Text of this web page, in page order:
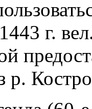
г.
р.